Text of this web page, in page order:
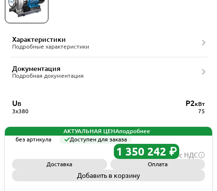
Характеристики
Подробные характеристики
Документация
Подробная документация
UВ
3x380
P2кВт
75
АКТУАЛЬНАЯ ЦЕНАподробнее
без артикула
Доступен для заказа
1 350 242 ₽ с НДС
Доставка Оплата
Добавить в корзину